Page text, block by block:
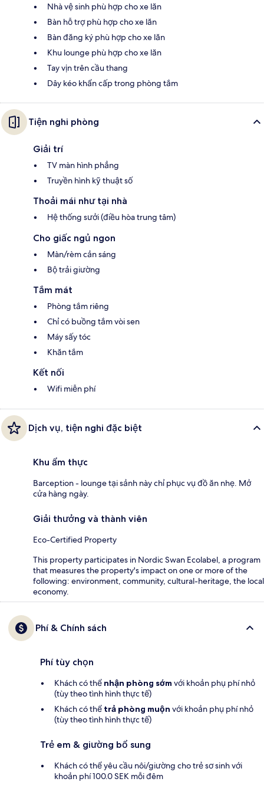
Nhà vệ sinh phù hợp cho xe lăn
Bàn hỗ trợ phù hợp cho xe lăn
Bàn đăng ký phù hợp cho xe lăn
Khu lounge phù hợp cho xe lăn
Tay vịn trên cầu thang
Dây kéo khẩn cấp trong phòng tắm
Tiện nghi phòng
Giải trí
TV màn hình phẳng
Truyền hình kỹ thuật số
Thoải mái như tại nhà
Hệ thống sưởi (điều hòa trung tâm)
Cho giấc ngủ ngon
Màn/rèm cản sáng
Bộ trải giường
Tắm mát
Phòng tắm riêng
Chỉ có buồng tắm vòi sen
Máy sấy tóc
Khăn tắm
Kết nối
Wifi miễn phí
Dịch vụ, tiện nghi đặc biệt
Khu ẩm thực
Barception - lounge tại sảnh này chỉ phục vụ đồ ăn nhẹ. Mở
cửa hàng ngày.
Giải thưởng và thành viên
Eco-Certified Property
This property participates in Nordic Swan Ecolabel, a program
that measures the property's impact on one or more of the
following: environment, community, cultural-heritage, the local
economy.
Phí & Chính sách
Phí tùy chọn
Khách có thể nhận phòng sớm với khoản phụ phí nhỏ
(tùy theo tình hình thực tế)
Khách có thể trả phòng muộn với khoản phụ phí nhỏ
(tùy theo tình hình thực tế)
Trẻ em & giường bổ sung
Khách có thể yêu cầu nôi/giường cho trẻ sơ sinh với
khoản phí 100.0 SEK mỗi đêm